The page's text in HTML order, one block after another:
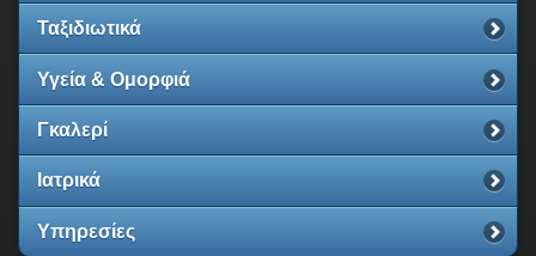
Ταξιδιωτικά
Υγεία & Ομορφιά
Γκαλερί
Ιατρικά
Υπηρεσίες